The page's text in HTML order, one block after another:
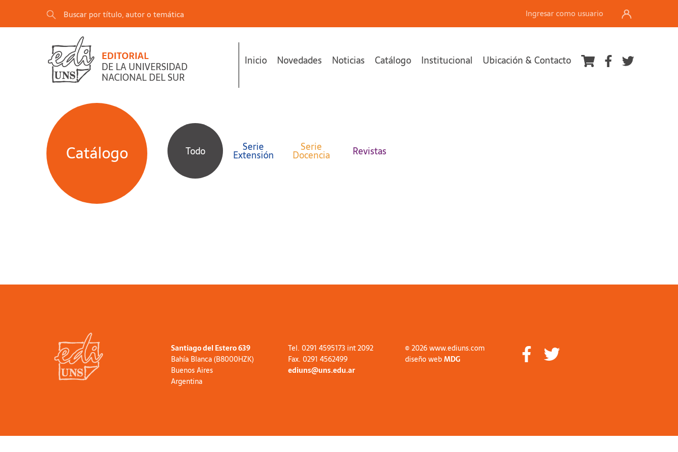
Ingresar como usuario
Inicio Novedades Noticias Catálogo Institucional Ubicación & Contacto
Catálogo Todo Serie
Extensión
Serie
Docencia Revistas
Santiago del Estero 639
Bahía Blanca (B8000HZK)
Buenos Aires
Argentina
Tel. 0291 4595173 int 2092
Fax. 0291 4562499
ediuns@uns.edu.ar
© 2026 www.ediuns.com
diseño webMDG